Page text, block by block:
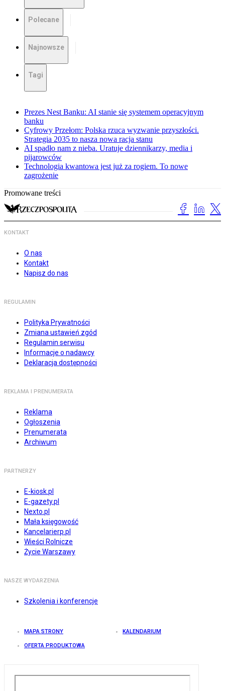
Polecane
Najnowsze
Tagi
Prezes Nest Banku: AI stanie się systemem operacyjnym
banku
Cyfrowy Przełom: Polska rzuca wyzwanie przyszłości.
Strategia 2035 to nasza nowa racja stanu
AI spadło nam z nieba. Uratuje dziennikarzy, media i
pijarowców
Technologia kwantowa jest już za rogiem. To nowe
zagrożenie
Promowane treści
KONTAKT
O nas
Kontakt
Napisz do nas
REGULAMIN
Polityka Prywatności
Zmiana ustawień zgód
Regulamin serwisu
Informacje o nadawcy
Deklaracja dostępności
REKLAMA I PRENUMERATA
Reklama
Ogłoszenia
Prenumerata
Archiwum
PARTNERZY
E-kiosk.pl
E-gazety.pl
Nexto.pl
Mała księgowość
Kancelarierp.pl
Wieści Rolnicze
Życie Warszawy
NASZE WYDARZENIA
Szkolenia i konferencje
MAPA STRONY KALENDARIUM
OFERTA PRODUKTOWA